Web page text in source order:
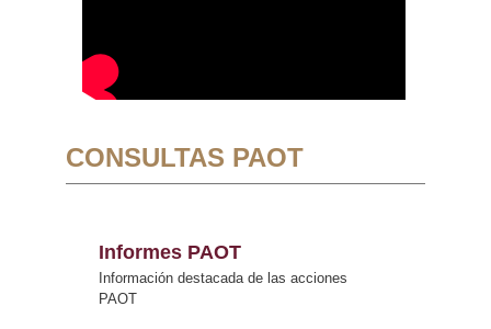
CONSULTAS PAOT
Informes PAOT
Información destacada de las acciones
PAOT